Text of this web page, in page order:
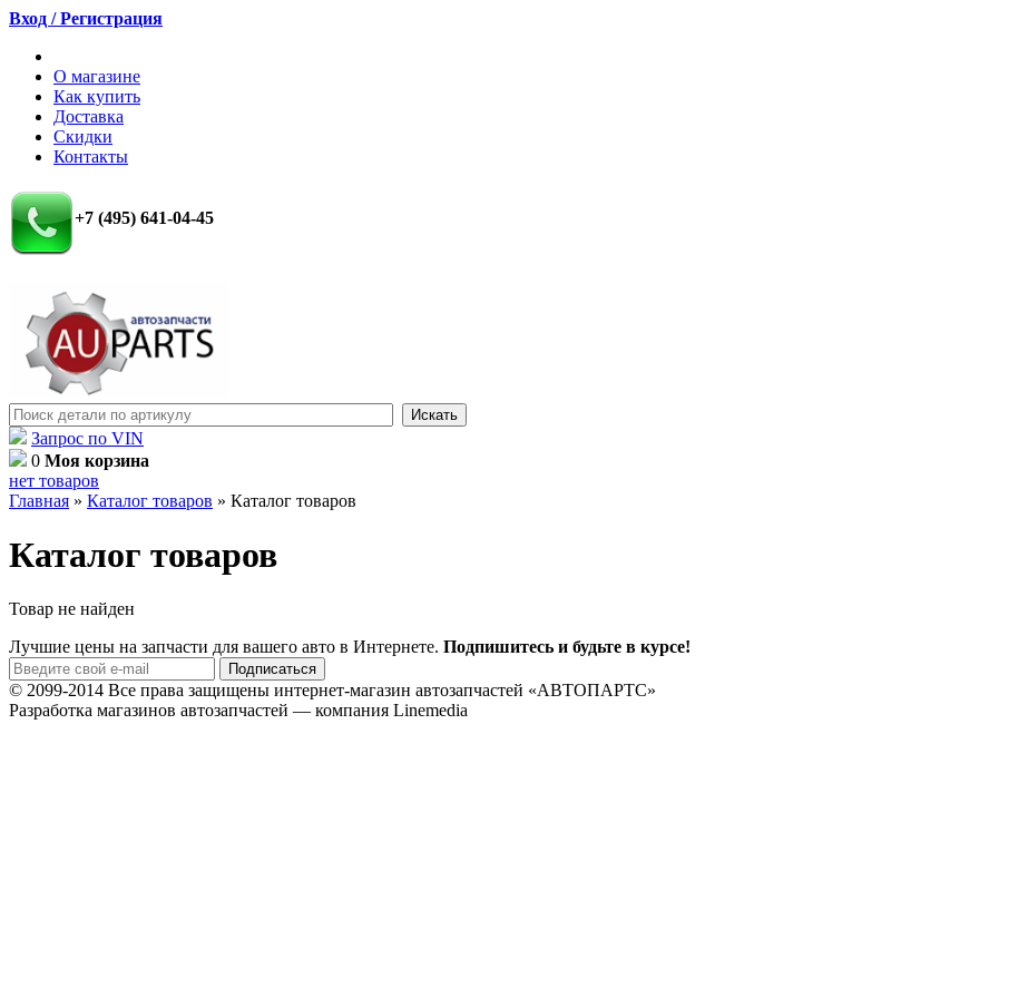
Вход / Регистрация
О магазине
Как купить
Доставка
Скидки
Контакты
+7 (495) 641-04-45
Запрос по VIN
0 Моя корзина
нет товаров
Главная » Каталог товаров » Каталог товаров
Каталог товаров
Товар не найден
Лучшие цены на запчасти для вашего авто в Интернете. Подпишитесь и будьте в курсе!
© 2099-2014 Все права защищены интернет-магазин автозапчастей «АВТОПАРТС»
Разработка магазинов автозапчастей — компания Linemedia